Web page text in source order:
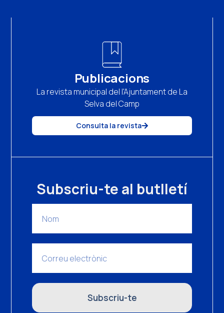
Publicacions
La revista municipal del l'Ajuntament de La
Selva del Camp
Consulta la revista
Subscriu-te al butlletí
Subscriu-te